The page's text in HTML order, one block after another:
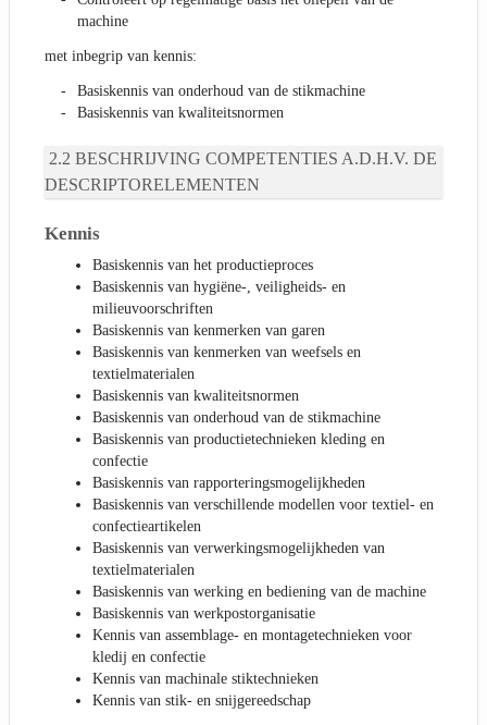
machine
met inbegrip van kennis:
Basiskennis van onderhoud van de stikmachine
Basiskennis van kwaliteitsnormen
BESCHRIJVING COMPETENTIES A.D.H.V. DE
DESCRIPTORELEMENTEN
Kennis
Basiskennis van het productieproces
Basiskennis van hygiëne-, veiligheids- en
milieuvoorschriften
Basiskennis van kenmerken van garen
Basiskennis van kenmerken van weefsels en
textielmaterialen
Basiskennis van kwaliteitsnormen
Basiskennis van onderhoud van de stikmachine
Basiskennis van productietechnieken kleding en
confectie
Basiskennis van rapporteringsmogelijkheden
Basiskennis van verschillende modellen voor textiel- en
confectieartikelen
Basiskennis van verwerkingsmogelijkheden van
textielmaterialen
Basiskennis van werking en bediening van de machine
Basiskennis van werkpostorganisatie
Kennis van assemblage- en montagetechnieken voor
kledij en confectie
Kennis van machinale stiktechnieken
Kennis van stik- en snijgereedschap